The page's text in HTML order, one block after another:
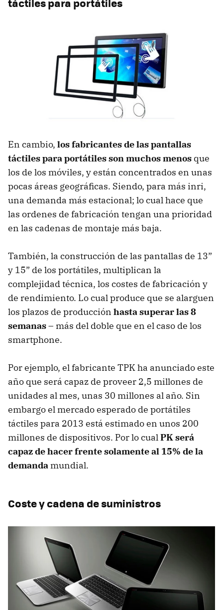
En cambio, los fabricantes de las pantallas
táctiles para portátiles son muchos menos que
los de los móviles, y están concentrados en unas
pocas áreas geográficas. Siendo, para más inri,
una demanda más estacional; lo cual hace que
las ordenes de fabricación tengan una prioridad
en las cadenas de montaje más baja.
También, la construcción de las pantallas de 13”
y 15” de los portátiles, multiplican la
complejidad técnica, los costes de fabricación y
de rendimiento. Lo cual produce que se alarguen
los plazos de producción hasta superar las 8
semanas– más del doble que en el caso de los
smartphone.
Por ejemplo, el fabricante TPK ha anunciado este
año que será capaz de proveer 2,5 millones de
unidades al mes, unas 30 millones al año. Sin
embargo el mercado esperado de portátiles
táctiles para 2013 está estimado en unos 200
millones de dispositivos. Por lo cualPK será
capaz de hacer frente solamente al 15% de la
demanda mundial.
Coste y cadena de suministros